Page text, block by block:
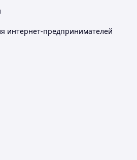
интернет-предпринимателей